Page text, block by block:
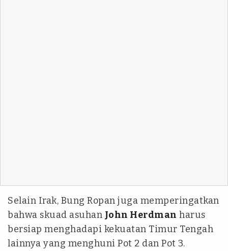
Selain Irak, Bung Ropan juga memperingatkan
bahwa skuad asuhan John Herdman harus
bersiap menghadapi kekuatan Timur Tengah
lainnya yang menghuni Pot 2 dan Pot 3.